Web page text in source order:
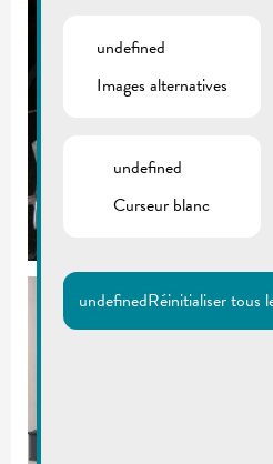
undefined
Images alternatives
undefined
Curseur blanc
undefinedRéinitialiser tous